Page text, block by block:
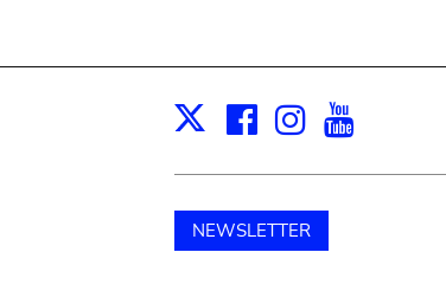
X Facebook
Instagram
NEWSLETTER